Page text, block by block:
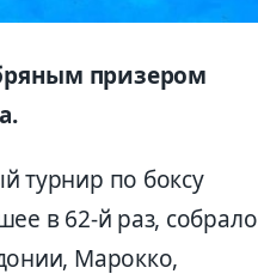
призером
турнир по боксу
в 62-й раз, собрало
Марокко,